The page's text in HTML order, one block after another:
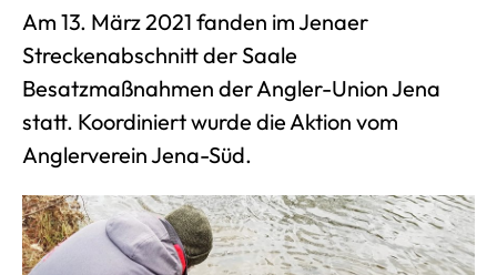
Am 13. März 2021 fanden im Jenaer
Streckenabschnitt der Saale
Besatzmaßnahmen der Angler-Union Jena
statt. Koordiniert wurde die Aktion vom
Anglerverein Jena-Süd.